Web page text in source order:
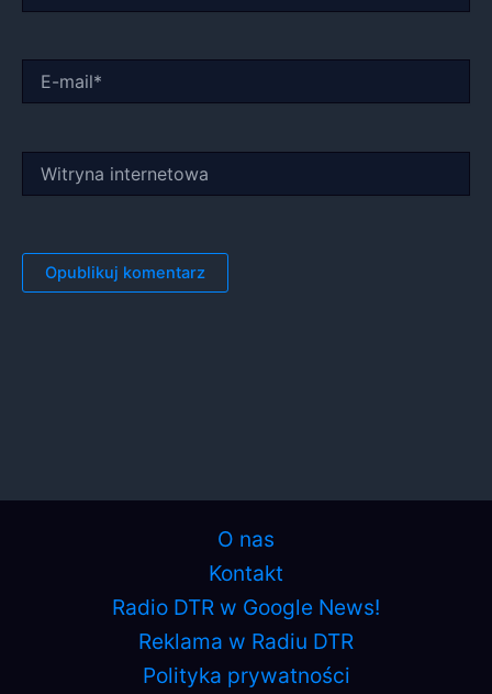
mail*
internetowa
O nas
Kontakt
Radio DTR w Google News!
Reklama w Radiu DTR
Polityka prywatności